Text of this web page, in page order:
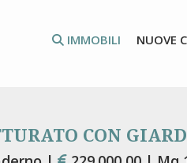
IMMOBILI NUOVE
CON